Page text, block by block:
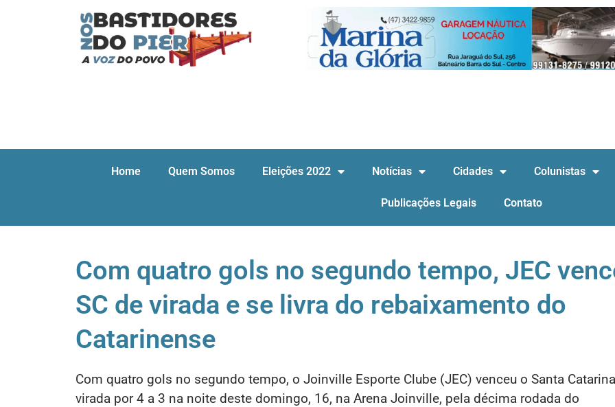
Home Quem Somos Eleições 2022 Notícias Cidades Colunistas
Publicações Legais Contato
Com quatro gols no segundo tempo, JEC
SC de virada e se livra do rebaixamento do
Catarinense
Com quatro gols no segundo tempo, o Joinville Esporte Clube (JEC) venceu o Santa
virada por 4 a 3 na noite deste domingo, 16, na Arena Joinville, pela décima rodada do